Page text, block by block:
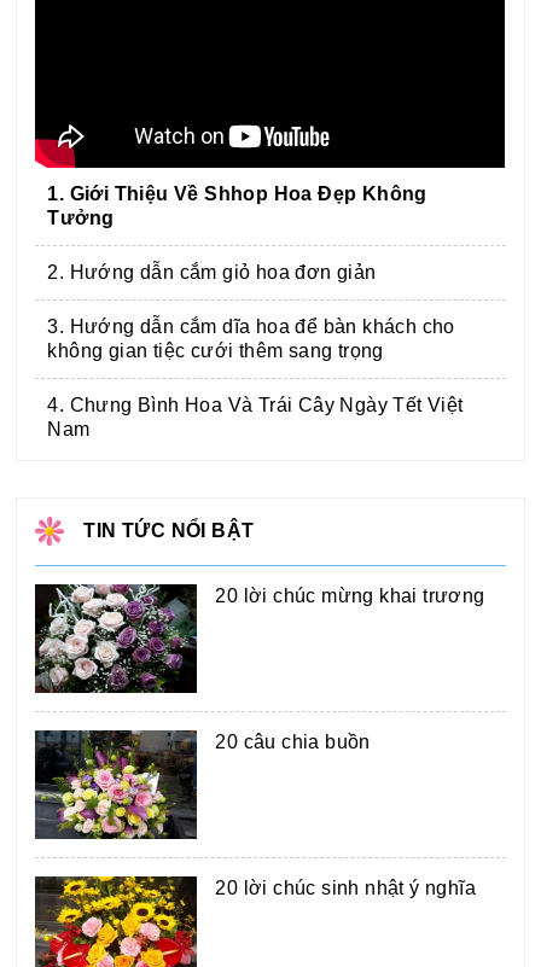
1. Giới Thiệu Về Shhop Hoa Đẹp Không
Tưởng
2. Hướng dẫn cắm giỏ hoa đơn giản
3. Hướng dẫn cắm dĩa hoa để bàn khách cho
không gian tiệc cưới thêm sang trọng
4. Chưng Bình Hoa Và Trái Cây Ngày Tết Việt
Nam
TIN TỨC NỔI BẬT
20 lời chúc mừng khai trương
20 câu chia buồn
20 lời chúc sinh nhật ý nghĩa